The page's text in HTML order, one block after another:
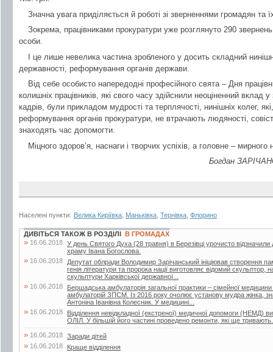
Значна увага приділяється й роботі зі зверненнями громадян та
Зокрема, працівниками прокуратури уже розглянуто 290
особи.
І це лише невелика частина зробленого у досить складний
державності, реформування органів держави.
Від себе особисто напередодні професійного свята – Дня
колишніх працівників, які свого часу здійснили неоціненний вклад
кадрів, були прикладом мудрості та терплячості, нинішніх колег,
реформування органів прокуратури, не втрачають людяності,
знаходять час допомогти.
Міцного здоров’я, наснаги і творчих успіхів, а головне – мирного
Богдан
Населені пункти: Велика Киріївка Маньківка Тернівка Флорино
ДИВІТЬСЯ ТАКОЖ В РОЗДІЛІ В ГРОМАДАХ
» 16.06.2018 У день Святого Духа (28 травня) в Березівці урочисто відзначили
храму Івана Богослова.
» 16.06.2018
Депутат облради Володимир Зарічанський ініціював створення
генія літератури та пророка нації виготовляє відомий
скульптури Харківської державної...
» 16.06.2018
Бершадська амбулаторія загальної практики – сімейної
амбулаторій ЗПСМ. Із 2016 року очолює установу мудра жінка,
Антоніна Іванівна Колесник. У медицині...
» 16.06.2018
Відділення невідкладної (екстреної) медичної допомоги (НЕМД)
ОЛІЛ. У більшій його частині проведено ремонти, які ще тривають.
» 16.06.2018 Заради дітей
» 16.06.2018 Краще відділення